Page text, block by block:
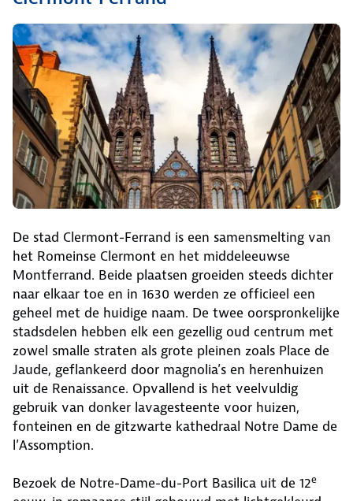
De stad Clermont-Ferrand is een samensmelting van
het Romeinse Clermont en het middeleeuwse
Montferrand. Beide plaatsen groeiden steeds dichter
naar elkaar toe en in 1630 werden ze officieel een
geheel met de huidige naam. De twee oorspronkelijke
stadsdelen hebben elk een gezellig oud centrum met
zowel smalle straten als grote pleinen zoals Place de
Jaude, geflankeerd door magnolia’s en herenhuizen
uit de Renaissance. Opvallend is het veelvuldig
gebruik van donker lavagesteente voor huizen,
fonteinen en de gitzwarte kathedraal Notre Dame de
l’Assomption.
Bezoek de Notre-Dame-du-Port Basilica uit de 12e